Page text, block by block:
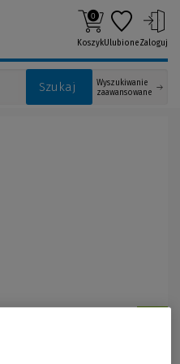
Szukaj
Wyszukiwanie
zaawansowane
0
KoszykUlubioneZaloguj